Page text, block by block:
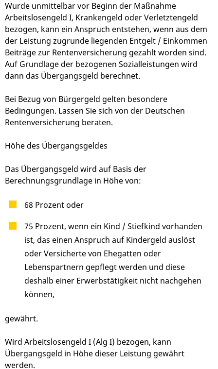
Wurde unmittelbar vor Beginn der Maßnahme
Arbeitslosengeld I, Krankengeld oder Verletztengeld
bezogen, kann ein Anspruch entstehen, wenn aus dem
der Leistung zugrunde liegenden Entgelt / Einkommen
Beiträge zur Rentenversicherung gezahlt worden sind.
Auf Grundlage der bezogenen Sozialleistungen wird
dann das Übergangsgeld berechnet.
Bei Bezug von Bürgergeld gelten besondere
Bedingungen. Lassen Sie sich von der Deutschen
Rentenversicherung beraten.
Höhe des Übergangsgeldes
Das Übergangsgeld wird auf Basis der
Berechnungsgrundlage in Höhe von:
68 Prozent oder
75 Prozent, wenn ein Kind / Stiefkind vorhanden
ist, das einen Anspruch auf Kindergeld auslöst
oder Versicherte von Ehegatten oder
Lebenspartnern gepflegt werden und diese
deshalb einer Erwerbstätigkeit nicht nachgehen
können,
gewährt.
Wird Arbeitslosengeld I (Alg I) bezogen, kann
Übergangsgeld in Höhe dieser Leistung gewährt
werden.